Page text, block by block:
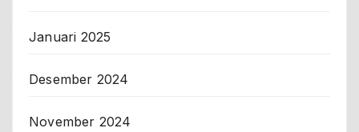
Januari 2025
Desember 2024
November 2024